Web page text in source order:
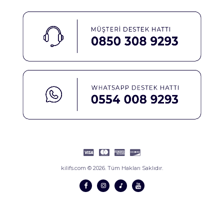
kilifs.com © 2026. Tüm Hakları Saklıdır.